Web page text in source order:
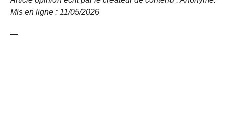
Mis en ligne : 11/05/2026
—